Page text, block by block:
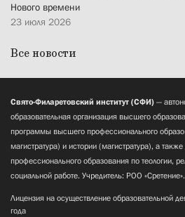
Нового времени
23 июля 2026
Все новости
Свято-Филаретовский институт (СФИ) —
образовательная организация высшего
программы высшего профессионального
магистратура) и истории (магистратура), а также
профессионального образования по теологии,
социальной работе. Учредитель: РОО «Сретение».
Лицензия на осуществление образовательной
года